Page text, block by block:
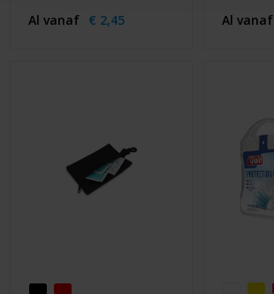
Al vanaf € 2,45
Al vanaf